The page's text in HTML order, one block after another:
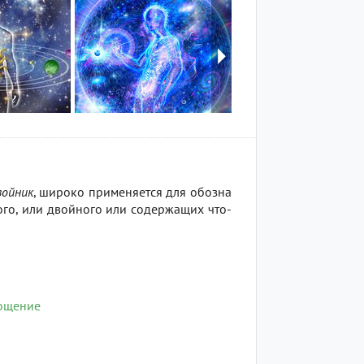
, широко применяется для обозна
или двойного или содержащих что-